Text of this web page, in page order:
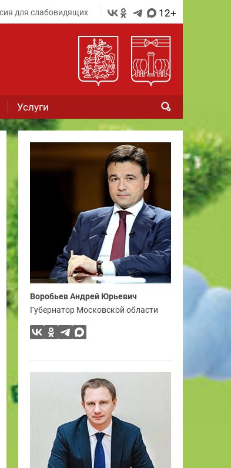
для слабовидящих 12+
Услуги
Воробьев Андрей Юрьевич
Губернатор Московской области